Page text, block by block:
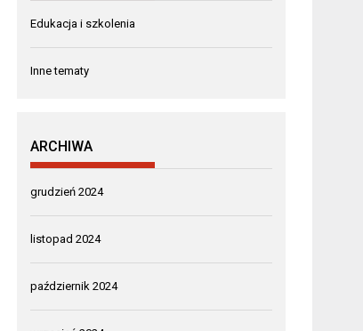
Edukacja i szkolenia
Inne tematy
ARCHIWA
grudzień 2024
listopad 2024
październik 2024